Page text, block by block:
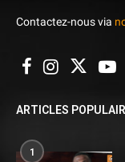
Contactez-nous via
ARTICLES
1